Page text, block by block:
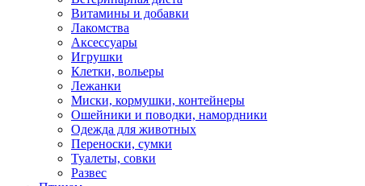
Витамины и добавки
Лакомства
Аксессуары
Игрушки
Клетки, вольеры
Лежанки
Миски, кормушки, контейнеры
Ошейники и поводки, намордники
Одежда для животных
Переноски, сумки
Туалеты, совки
Развес